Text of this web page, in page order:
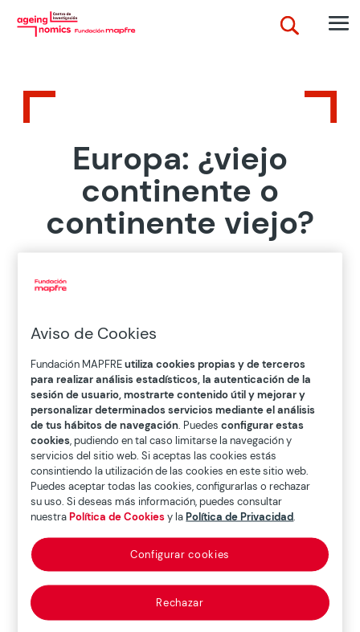
Europa: ¿viejo
continente o
continente viejo?
Home
Aviso de Cookies
Fundación MAPFREutiliza cookies propias y de terceros
para realizar análisis estadísticos, la autenticación de la
sesión de usuario, mostrarte contenido útil y mejorar y
personalizar determinados servicios mediante el análisis
de tus hábitos de navegación. Puedesconfigurar estas
cookies, pudiendo en tal caso limitarse la navegación y
servicios del sitio web. Si aceptas las cookies estás
consintiendo la utilización de las cookies en este sitio web.
Puedes aceptar todas las cookies, configurarlas o rechazar
su uso. Si deseas más información, puedes consultar
nuestraPolítica de Cookiesy laPolítica de Privacidad.
Rechazar
Configurar cookies